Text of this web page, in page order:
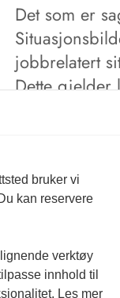
Det som er
jobbrelatert
Dette gjelder
tro at de
publisert.
som er
bruker vi
kan reservere
verktøy
innhold til
Les mer